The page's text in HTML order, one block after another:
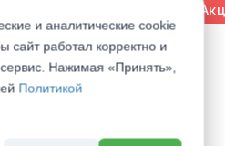
%
и аналитические cookie
сайт работал корректно и
Нажимая «Принять»,
Политикой